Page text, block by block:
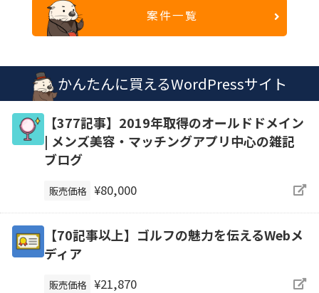
案件一覧
かんたんに買えるWordPressサイト
【377記事】2019年取得のオールドドメイン
| メンズ美容・マッチングアプリ中心の雑記
ブログ
販売価格 ¥80,000
【70記事以上】ゴルフの魅力を伝えるWebメ
ディア
販売価格 ¥21,870